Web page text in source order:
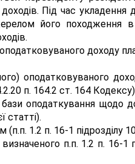
Під час укладення
його походження в
доходу
оподатковуваного
п. 164.2 ст. 164
оподаткування щодо
статті).
1.2 п. 16-1 підрозділу
п.п. 1.2 п. 16-1